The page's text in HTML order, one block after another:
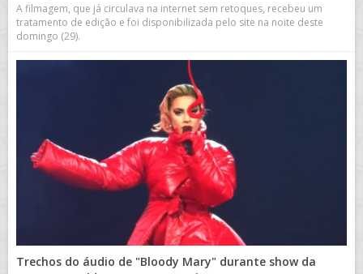
A filmagem, que já circulava na internet sem retoques, recebeu um
tratamento de edição e foi disponibilizada pelo site na noite deste
domingo (29).
Trechos do áudio de "Bloody Mary" durante show da